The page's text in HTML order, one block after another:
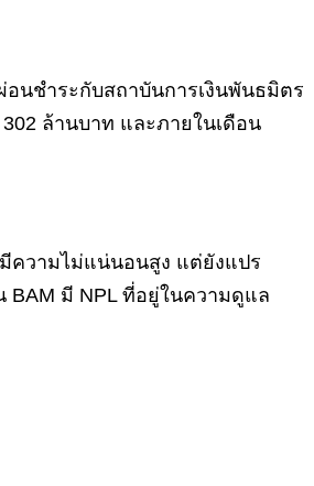
นชำระกับสถาบันการเงินพันธมิตร
ล้านบาท และภายในเดือน
ความไม่แน่นอนสูง แต่ยังแปร
BAM มี NPL ที่อยู่ในความดูแล